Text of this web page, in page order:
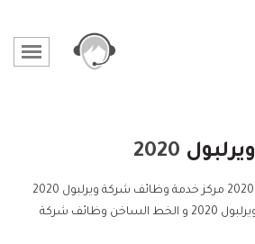
ويرلبول
2020 مركز خدمة وظائف شركة ويرلبول 2020
خدمة عملاء وظائف شركة ويرلبول 2020 و الخط الساخن وظائف شركة